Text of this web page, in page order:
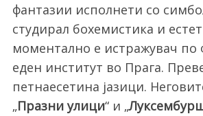
фантазии исполнети со
студирал бохемистика и
моментално е истражувач по
еден институт во Прага.
петнаесетина јазици.
„Празни улици“ и „